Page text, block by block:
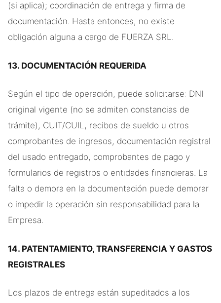
(si aplica); coordinación de entrega y firma de
documentación. Hasta entonces, no existe
obligación alguna a cargo de FUERZA SRL.
13. DOCUMENTACIÓN REQUERIDA
Según el tipo de operación, puede solicitarse: DNI
original vigente (no se admiten constancias de
trámite), CUIT/CUIL, recibos de sueldo u otros
comprobantes de ingresos, documentación registral
del usado entregado, comprobantes de pago y
formularios de registros o entidades financieras. La
falta o demora en la documentación puede demorar
o impedir la operación sin responsabilidad para la
Empresa.
14. PATENTAMIENTO, TRANSFERENCIA Y GASTOS
REGISTRALES
Los plazos de entrega están supeditados a los